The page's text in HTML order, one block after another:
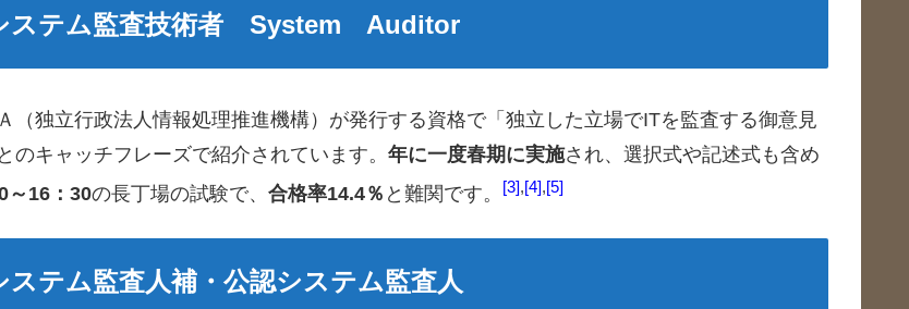
ステム監査技術者 System Auditor
（独立行政法人情報処理推進機構）が発行する資格で「独立した立場でITを監査する御意見
のキャッチフレーズで紹介されています。 年に一度春期に実施され、選択式や記述式も含め
～16：30の長丁場の試験で、 合格率14.4％ と難関です。 3 , 4 , 5
ステム監査人補・公認システム監査人